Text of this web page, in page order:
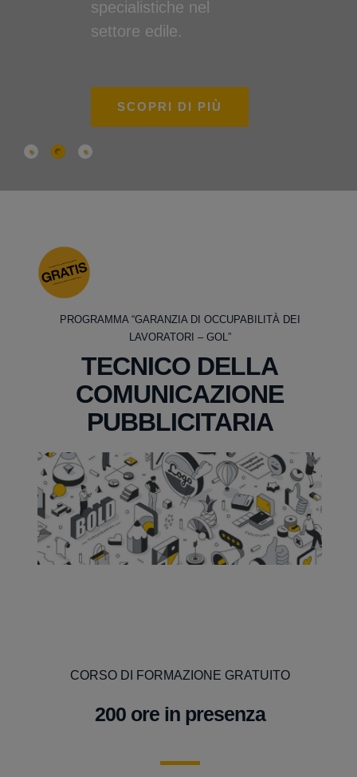
specialistiche nel
settore edile.
SCOPRI DI PIÙ
PROGRAMMA “GARANZIA DI OCCUPABILITÀ DEI
LAVORATORI – GOL”
TECNICO DELLA
COMUNICAZIONE
PUBBLICITARIA
CORSO DI FORMAZIONE GRATUITO
200 ore in presenza